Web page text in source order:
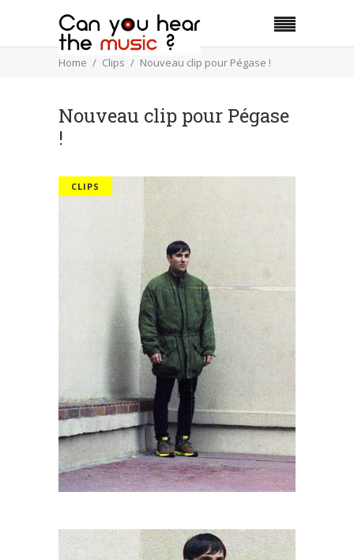
Home Clips Nouveau clip pour Pégase !
Nouveau clip pour Pégase
!
CLIPS